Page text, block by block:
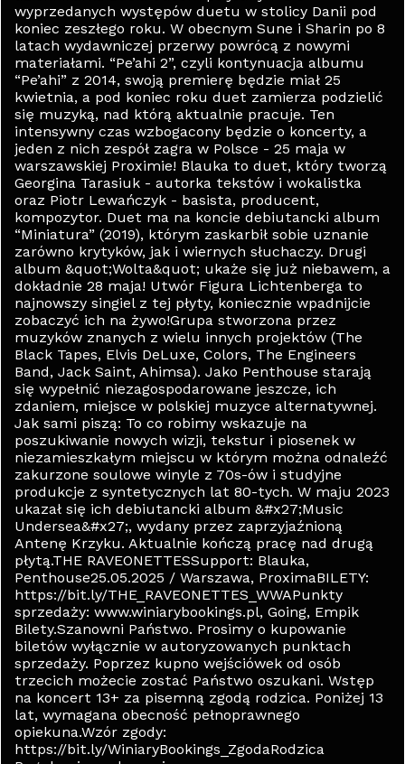
wyprzedanych występów duetu w stolicy Danii pod
koniec zeszłego roku. W obecnym Sune i Sharin po 8
latach wydawniczej przerwy powrócą z nowymi
materiałami. “Pe’ahi 2”, czyli kontynuacja albumu
“Pe’ahi” z 2014, swoją premierę będzie miał 25
kwietnia, a pod koniec roku duet zamierza podzielić
się muzyką, nad którą aktualnie pracuje. Ten
intensywny czas wzbogacony będzie o koncerty, a
jeden z nich zespół zagra w Polsce - 25 maja w
warszawskiej Proximie! Blauka to duet, który tworzą
Georgina Tarasiuk - autorka tekstów i wokalistka
oraz Piotr Lewańczyk - basista, producent,
kompozytor. Duet ma na koncie debiutancki album
“Miniatura” (2019), którym zaskarbił sobie uznanie
zarówno krytyków, jak i wiernych słuchaczy. Drugi
album &quot;Wolta&quot; ukaże się już niebawem, a
dokładnie 28 maja! Utwór Figura Lichtenberga to
najnowszy singiel z tej płyty, koniecznie wpadnijcie
zobaczyć ich na żywo!Grupa stworzona przez
muzyków znanych z wielu innych projektów (The
Black Tapes, Elvis DeLuxe, Colors, The Engineers
Band, Jack Saint, Ahimsa). Jako Penthouse starają
się wypełnić niezagospodarowane jeszcze, ich
zdaniem, miejsce w polskiej muzyce alternatywnej.
Jak sami piszą: To co robimy wskazuje na
poszukiwanie nowych wizji, tekstur i piosenek w
niezamieszkałym miejscu w którym można odnaleźć
zakurzone soulowe winyle z 70s-ów i studyjne
produkcje z syntetycznych lat 80-tych. W maju 2023
ukazał się ich debiutancki album &#x27;Music
Undersea&#x27;, wydany przez zaprzyjaźnioną
Antenę Krzyku. Aktualnie kończą pracę nad drugą
płytą.THE RAVEONETTESSupport: Blauka,
Penthouse25.05.2025 / Warszawa, ProximaBILETY:
https://bit.ly/THE_RAVEONETTES_WWAPunkty
sprzedaży: www.winiarybookings.pl, Going, Empik
Bilety.Szanowni Państwo. Prosimy o kupowanie
biletów wyłącznie w autoryzowanych punktach
sprzedaży. Poprzez kupno wejściówek od osób
trzecich możecie zostać Państwo oszukani. Wstęp
na koncert 13+ za pisemną zgodą rodzica. Poniżej 13
lat, wymagana obecność pełnoprawnego
opiekuna.Wzór zgody:
https://bit.ly/WiniaryBookings_ZgodaRodzica